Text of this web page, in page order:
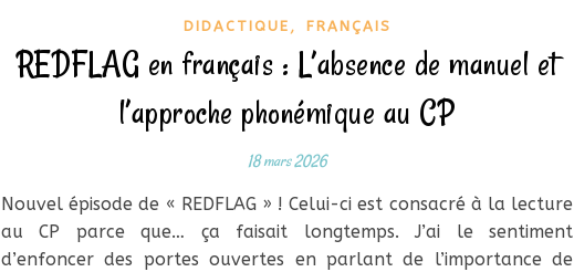
DIDACTIQUE , FRANÇAIS
REDFLAG en français : L’absence de manuel et
l’approche phonémique au CP
18 mars 2026
Nouvel épisode de « REDFLAG » ! Celui-ci est consacré à la lecture
au CP parce que… ça faisait longtemps. J’ai le sentiment
d’enfoncer des portes ouvertes en parlant de l’importance de